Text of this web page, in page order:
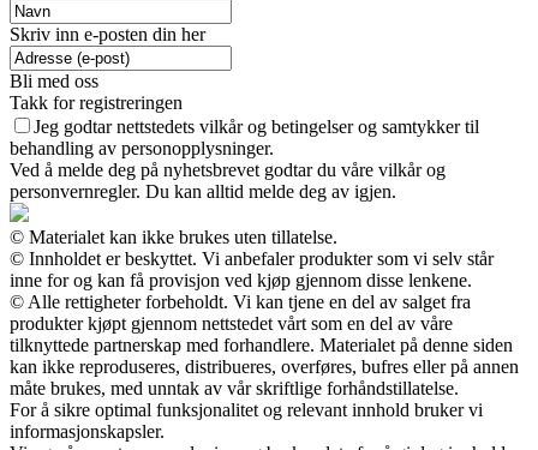
Skriv inn e-posten din her
Bli med oss
Takk for registreringen
Jeg godtar nettstedets vilkår og betingelser og samtykker til
behandling av personopplysninger.
Ved å melde deg på nyhetsbrevet godtar du våre vilkår og
personvernregler. Du kan alltid melde deg av igjen.
© Materialet kan ikke brukes uten tillatelse.
© Innholdet er beskyttet. Vi anbefaler produkter som vi selv står
inne for og kan få provisjon ved kjøp gjennom disse lenkene.
© Alle rettigheter forbeholdt. Vi kan tjene en del av salget fra
produkter kjøpt gjennom nettstedet vårt som en del av våre
tilknyttede partnerskap med forhandlere. Materialet på denne siden
kan ikke reproduseres, distribueres, overføres, bufres eller på annen
måte brukes, med unntak av vår skriftlige forhåndstillatelse.
For å sikre optimal funksjonalitet og relevant innhold bruker vi
informasjonskapsler.